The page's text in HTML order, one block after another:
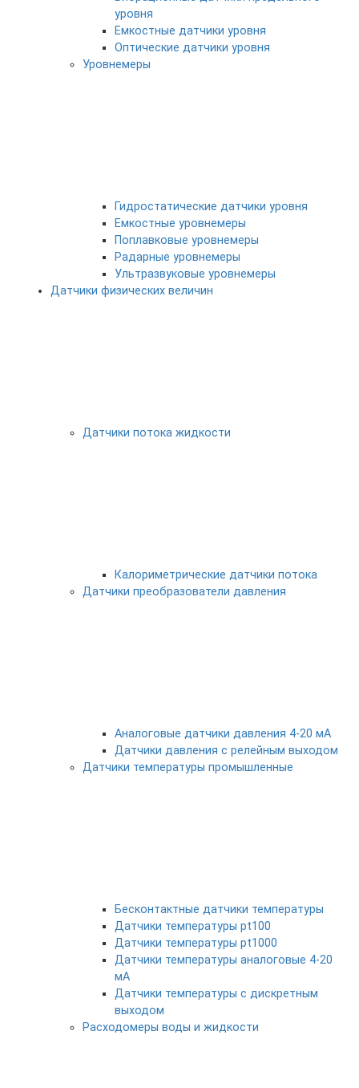
уровня
Емкостные датчики уровня
Оптические датчики уровня
Уровнемеры
Гидростатические датчики уровня
Емкостные уровнемеры
Поплавковые уровнемеры
Радарные уровнемеры
Ультразвуковые уровнемеры
Датчики физических величин
Датчики потока жидкости
Калориметрические датчики потока
Датчики преобразователи давления
Аналоговые датчики давления 4-20 мА
Датчики давления с релейным выходом
Датчики температуры промышленные
Бесконтактные датчики температуры
Датчики температуры pt100
Датчики температуры pt1000
Датчики температуры аналоговые 4-20
мА
Датчики температуры с дискретным
выходом
Расходомеры воды и жидкости